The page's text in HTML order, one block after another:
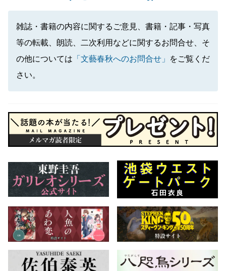
雑誌・書籍の内容に関するご意見、書籍・記事・写真
等の転載、朗読、二次利用などに関するお問合せ、そ
の他については 「文藝春秋へのお問合せ」
をご覧くだ
さい。